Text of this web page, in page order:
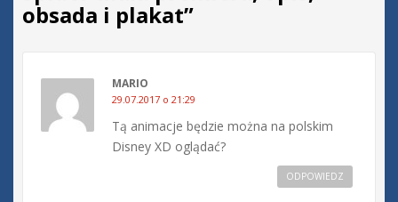
obsada i plakat”
MARIO
29.07.2017 o 21:29
Tą animacje będzie można na polskim
Disney XD oglądać?
ODPOWIEDZ